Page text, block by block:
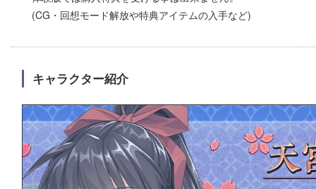
(CG・回想モード解放や特典アイテムの入手など)
キャラクター紹介